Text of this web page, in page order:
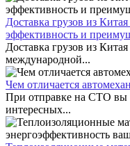
Доставка грузов из
эффективность и
Доставка грузов из
международной...
Чем отличается
При отправке на СТО вы
интересных...